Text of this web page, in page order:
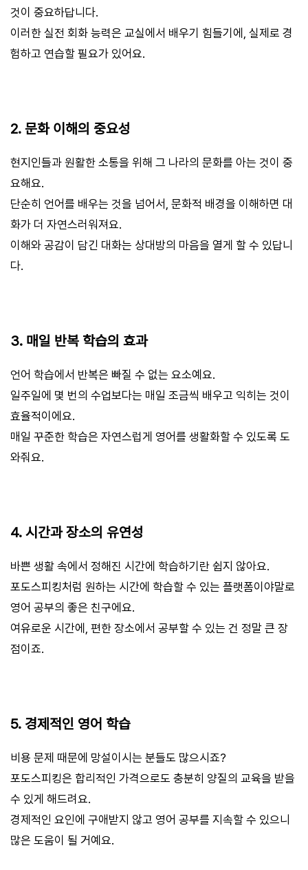
것이 중요하답니다.
이러한 실전 회화 능력은 교실에서 배우기 힘들기에, 실제로 경
험하고 연습할 필요가 있어요.
2. 문화 이해의 중요성
현지인들과 원활한 소통을 위해 그 나라의 문화를 아는 것이 중
요해요.
단순히 언어를 배우는 것을 넘어서, 문화적 배경을 이해하면 대
화가 더 자연스러워져요.
이해와 공감이 담긴 대화는 상대방의 마음을 열게 할 수 있답니
다.
3. 매일 반복 학습의 효과
언어 학습에서 반복은 빠질 수 없는 요소예요.
일주일에 몇 번의 수업보다는 매일 조금씩 배우고 익히는 것이
효율적이에요.
매일 꾸준한 학습은 자연스럽게 영어를 생활화할 수 있도록 도
와줘요.
4. 시간과 장소의 유연성
바쁜 생활 속에서 정해진 시간에 학습하기란 쉽지 않아요.
포도스피킹처럼 원하는 시간에 학습할 수 있는 플랫폼이야말로
영어 공부의 좋은 친구에요.
여유로운 시간에, 편한 장소에서 공부할 수 있는 건 정말 큰 장
점이죠.
5. 경제적인 영어 학습
비용 문제 때문에 망설이시는 분들도 많으시죠?
포도스피킹은 합리적인 가격으로도 충분히 양질의 교육을 받을
수 있게 해드려요.
경제적인 요인에 구애받지 않고 영어 공부를 지속할 수 있으니
많은 도움이 될 거예요.